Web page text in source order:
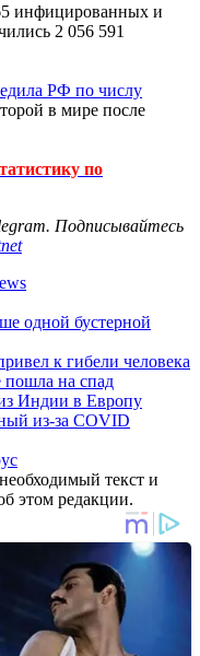
инфицированных и
2 056 591
РФ по числу
в мире после
по
Подписывайтесь
одной бустерной
к гибели человека
пошла на спад
Индии в Европу
из-за COVID
текст и
этом редакции.